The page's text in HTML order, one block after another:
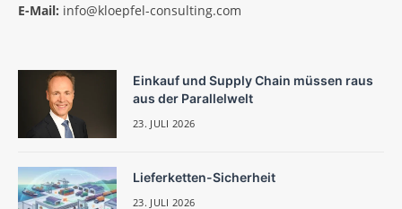
E-Mail: info@kloepfel-consulting.com
Einkauf und Supply Chain müssen raus
aus der Parallelwelt
23. JULI 2026
Lieferketten-Sicherheit
23. JULI 2026